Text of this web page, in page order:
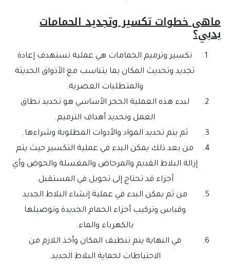
ماهى خطوات تكسير وتجديد الحمامات
بدبي؟
تكسير وترميم الحمامات هي عملية تستهدف إعادة
تجديد وتحديث المكان بما يتناسب مع الأذواق الحديثة
والمتطلبات العصرية.
لبدء هذه العملية الحجر الأساسي هو تحديد نطاق
العمل وتحديد أهداف الترميم.
ثم يتم تحديد المواد والأدوات المطلوبة وشراءها.
من بعد ذلك يمكن البدء في عملية التكسير حيث يتم
إزالة البلاط القديم والمرحاض والمغسلة والحوض وأي
أجزاء قد تحتاج إلى تحويل في المستقبل.
من ثم يمكن البدء في عملية إنشاء البلاط الجديد
وقياس وتركيب أجزاء الحمام الجديدة وتوصيلها
بالكهرباء والماء.
في النهاية يتم تنظيف المكان وأخذ اللازم من
الاحتياطات لحماية البلاط الجديد.